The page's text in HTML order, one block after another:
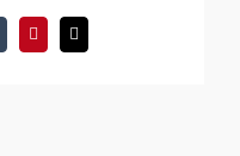
PinterestEmail
(necessário